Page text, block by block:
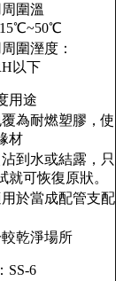
周圍溫
周圍溼度：
以下
用途
覆為耐燃塑膠，使
材
沾到水或結露，只
就可恢復原狀。
用於當成配管支配
較乾淨場所
SS-6